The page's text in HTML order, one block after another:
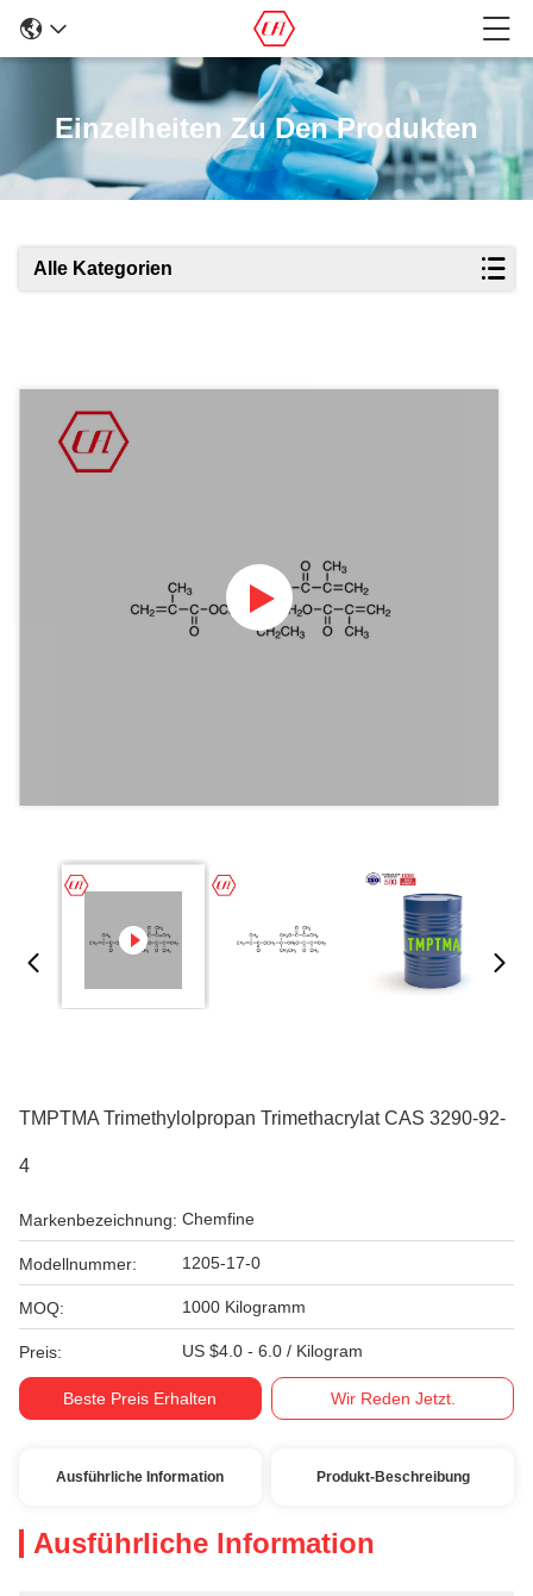
Einzelheiten Zu Den Produkten
Alle Kategorien
TMPTMA Trimethylolpropan Trimethacrylat CAS 3290-92-
4
Markenbezeichnung: Chemfine
Modellnummer: 1205-17-0
MOQ: 1000 Kilogramm
Preis: US $4.0 - 6.0 / Kilogram
Beste Preis Erhalten Wir Reden Jetzt.
Ausführliche Information Produkt-Beschreibung
Ausführliche Information